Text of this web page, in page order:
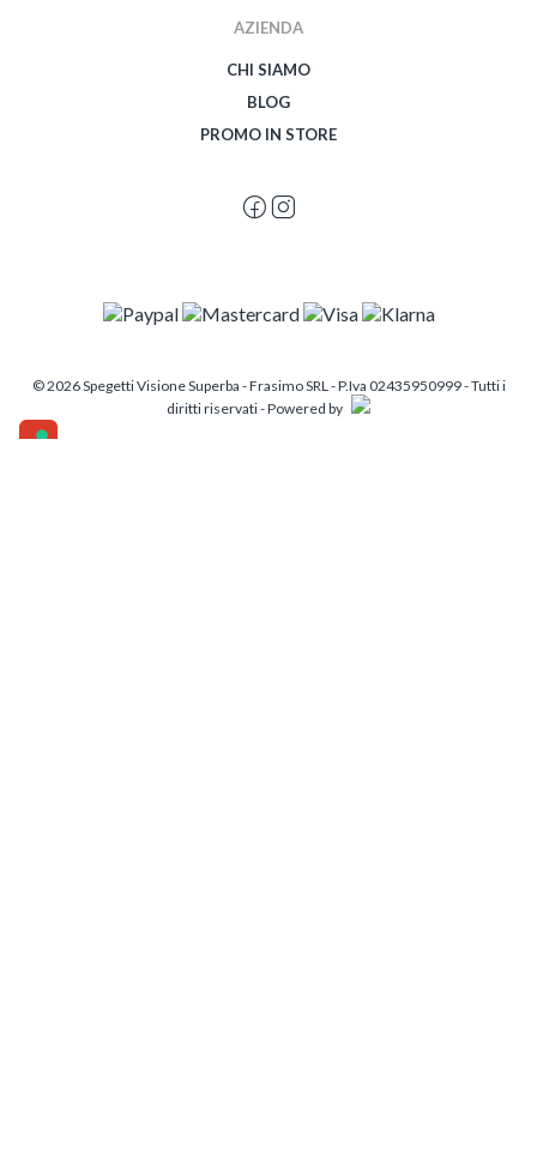
AZIENDA
CHI SIAMO
BLOG
PROMO IN STORE
© 2026 Spegetti Visione Superba - Frasimo SRL - P.Iva 02435950999 - Tutti i
diritti riservati - Powered by